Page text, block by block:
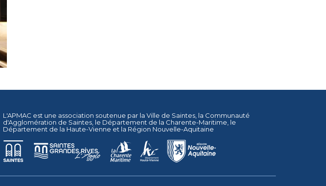
L'APMAC est une association soutenue par la Ville de Saintes , la Communauté
d'Agglomération de Saintes , le Département de la Charente-Maritime , le
Département de la Haute-Vienne et la Région Nouvelle-Aquitaine